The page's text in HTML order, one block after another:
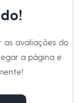
as avaliações do
a página e